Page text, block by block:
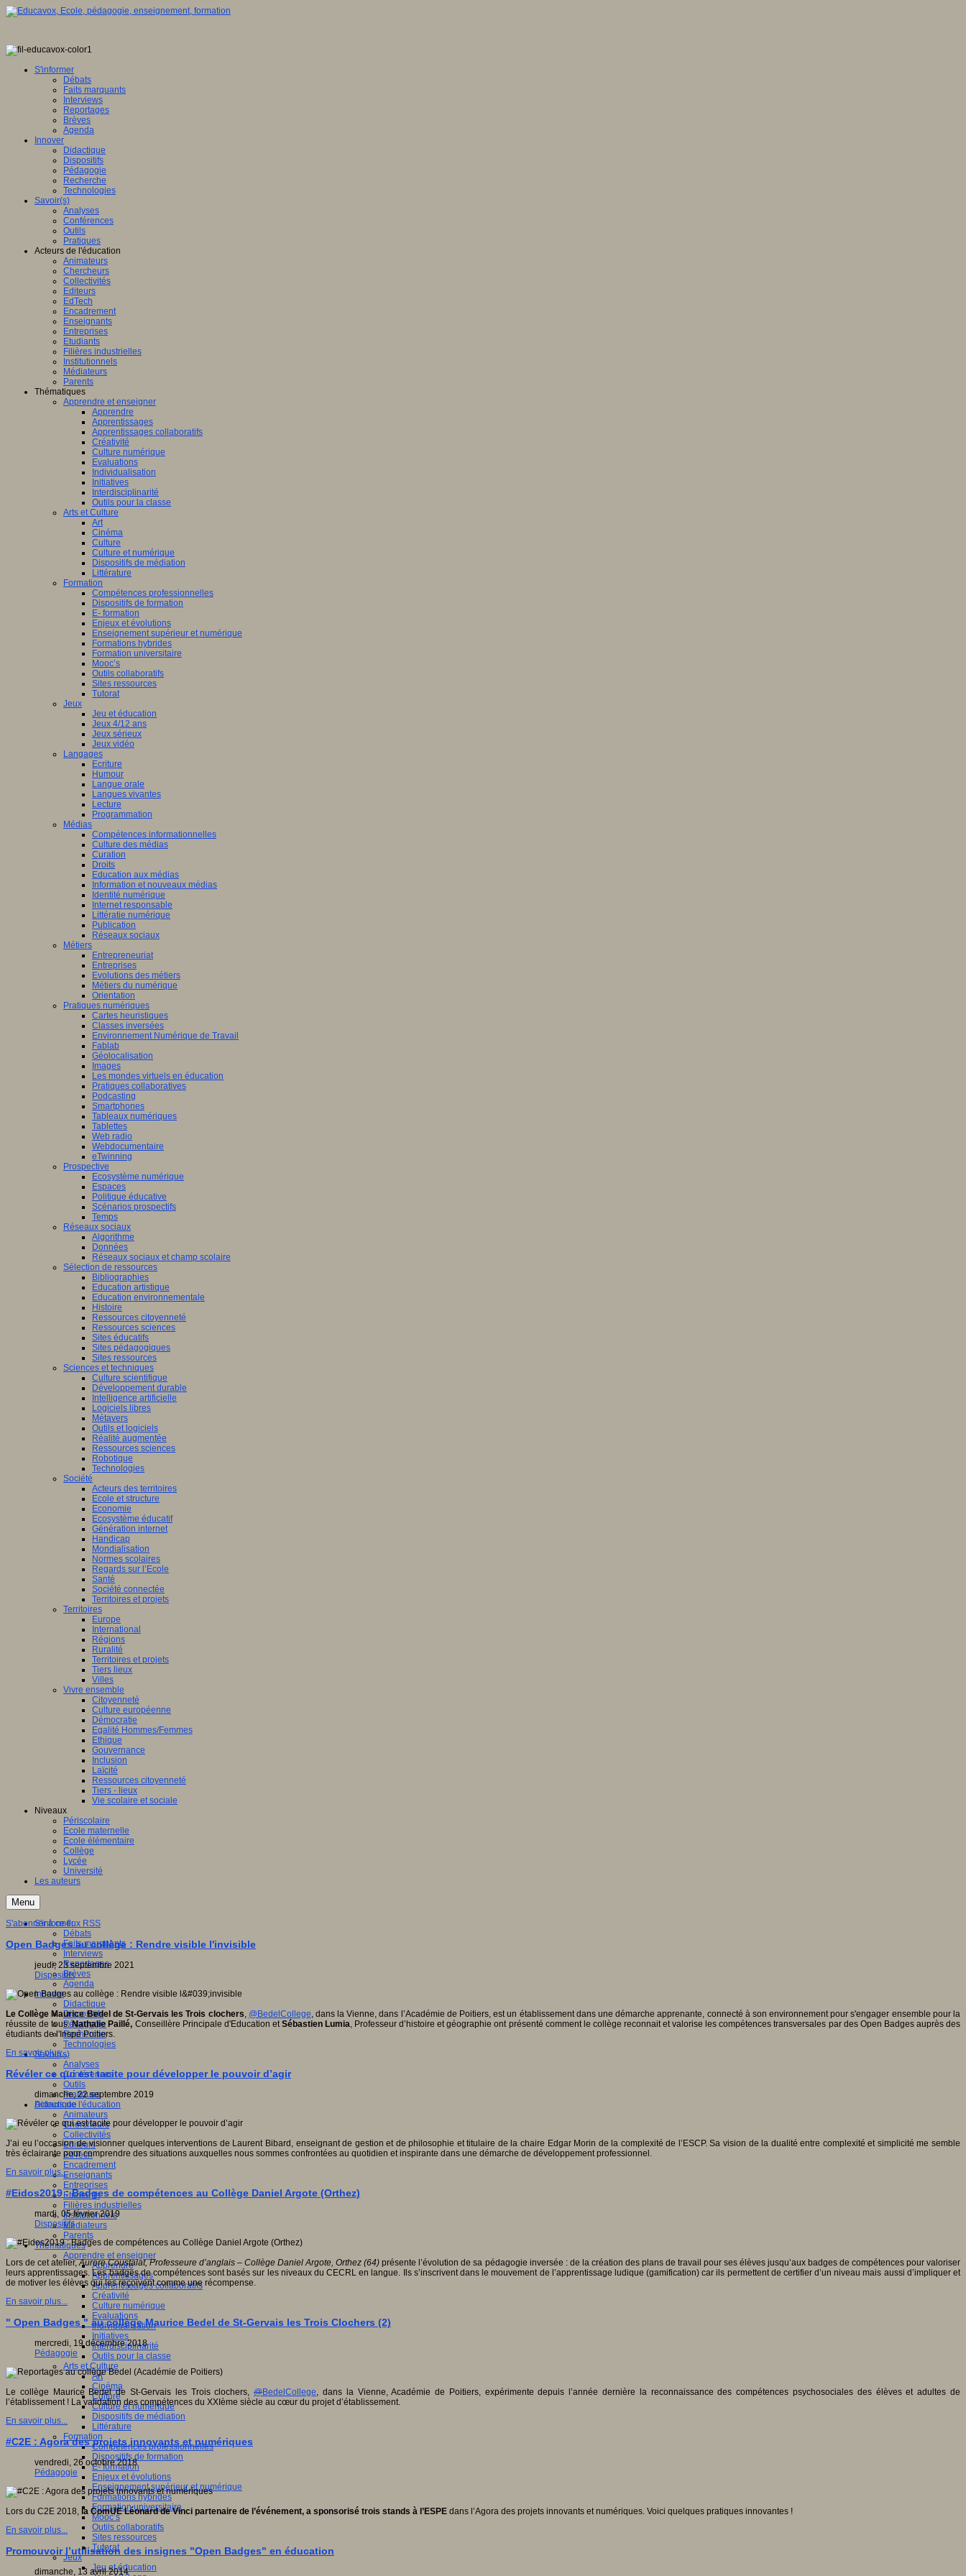
S'informer
Débats
Faits marquants
Interviews
Reportages
Brèves
Agenda
Innover
Didactique
Dispositifs
Pédagogie
Recherche
Technologies
Savoir(s)
Analyses
Conférences
Outils
Pratiques
Acteurs de l'éducation
Animateurs
Chercheurs
Collectivités
Editeurs
EdTech
Encadrement
Enseignants
Entreprises
Etudiants
Filières industrielles
Institutionnels
Médiateurs
Parents
Thématiques
Apprendre et enseigner
Apprendre
Apprentissages
Apprentissages collaboratifs
Créativité
Culture numérique
Evaluations
Individualisation
Initiatives
Interdisciplinarité
Outils pour la classe
Arts et Culture
Art
Cinéma
Culture
Culture et numérique
Dispositifs de médiation
Littérature
Formation
Compétences professionnelles
Dispositifs de formation
E- formation
Enjeux et évolutions
Enseignement supérieur et numérique
Formations hybrides
Formation universitaire
Mooc’s
Outils collaboratifs
Sites ressources
Tutorat
Jeux
Jeu et éducation
Jeux 4/12 ans
Jeux sérieux
Jeux vidéo
Langages
Ecriture
Humour
Langue orale
Langues vivantes
Lecture
Programmation
Médias
Compétences informationnelles
Culture des médias
Curation
Droits
Education aux médias
Information et nouveaux médias
Identité numérique
Internet responsable
Littératie numérique
Publication
Réseaux sociaux
Métiers
Entrepreneuriat
Entreprises
Evolutions des métiers
Métiers du numérique
Orientation
Pratiques numériques
Cartes heuristiques
Classes inversées
Environnement Numérique de Travail
Fablab
Géolocalisation
Images
Les mondes virtuels en éducation
Pratiques collaboratives
Podcasting
Smartphones
Tableaux numériques
Tablettes
Web radio
Webdocumentaire
eTwinning
Prospective
Ecosystème numérique
Espaces
Politique éducative
Scénarios prospectifs
Temps
Réseaux sociaux
Algorithme
Données
Réseaux sociaux et champ scolaire
Sélection de ressources
Bibliographies
Education artistique
Education environnementale
Histoire
Ressources citoyenneté
Ressources sciences
Sites éducatifs
Sites pédagogiques
Sites ressources
Sciences et techniques
Culture scientifique
Développement durable
Intelligence artificielle
Logiciels libres
Métavers
Outils et logiciels
Réalité augmentée
Ressources sciences
Robotique
Technologies
Société
Acteurs des territoires
Ecole et structure
Economie
Ecosystème éducatif
Génération internet
Handicap
Mondialisation
Normes scolaires
Regards sur l’Ecole
Santé
Société connectée
Territoires et projets
Territoires
Europe
International
Régions
Ruralité
Territoires et projets
Tiers lieux
Villes
Vivre ensemble
Citoyenneté
Culture européenne
Démocratie
Egalité Hommes/Femmes
Ethique
Gouvernance
Inclusion
Laïcité
Ressources citoyenneté
Tiers - lieux
Vie scolaire et sociale
Niveaux
Périscolaire
Ecole maternelle
Ecole élémentaire
Collège
Lycée
Université
Les auteurs
Menu
S'informer
Débats
Faits marquants
Interviews
Reportages
Brèves
Agenda
Innover
Didactique
Dispositifs
Pédagogie
Recherche
Technologies
Savoir(s)
Analyses
Conférences
Outils
Pratiques
Acteurs de l'éducation
Animateurs
Chercheurs
Collectivités
Editeurs
EdTech
Encadrement
Enseignants
Entreprises
Etudiants
Filières industrielles
Institutionnels
Médiateurs
Parents
Thématiques
Apprendre et enseigner
Apprendre
Apprentissages
Apprentissages collaboratifs
Créativité
Culture numérique
Evaluations
Individualisation
Initiatives
Interdisciplinarité
Outils pour la classe
Arts et Culture
Art
Cinéma
Culture
Culture et numérique
Dispositifs de médiation
Littérature
Formation
Compétences professionnelles
Dispositifs de formation
E- formation
Enjeux et évolutions
Enseignement supérieur et numérique
Formations hybrides
Formation universitaire
Mooc’s
Outils collaboratifs
Sites ressources
Tutorat
Jeux
Jeu et éducation
S'abonner à ce flux RSS
Open Badges au collège : Rendre visible l'invisible
jeudi, 23 septembre 2021
Dispositifs
Le Collège Maurice Bedel de St-Gervais les Trois clochers, @BedelCollege, dans la Vienne, dans l’Académie de Poitiers, est un établissement dans une démarche apprenante, connecté à son environnement pour s'engager ensemble pour la
réussite de tous.Nathalie Paillé, Conseillère Principale d'Education etSébastien Lumia, Professeur d’histoire et géographie ont présenté comment le collège reconnait et valorise les compétences transversales par des Open Badges auprès des
étudiants de l'Inspé Poitiers.
En savoir plus...
Révéler ce qui est tacite pour développer le pouvoir d’agir
dimanche, 22 septembre 2019
Didactique
J’ai eu l’occasion de visionner quelques interventions de Laurent Bibard, enseignant de gestion et de philosophie et titulaire de la chaire Edgar Morin de la complexité de l’ESCP. Sa vision de la dualité entre complexité et simplicité me semble
très éclairante pour comprendre des situations auxquelles nous sommes confrontées au quotidien et inspirante dans une démarche de développement professionnel.
En savoir plus...
#Eidos2019 : Badges de compétences au Collège Daniel Argote (Orthez)
mardi, 05 février 2019
Dispositifs
Lors de cet atelier,Aurore Coustalat, Professeure d’anglais – Collège Daniel Argote, Orthez (64) présente l’évolution de sa pédagogie inversée : de la création des plans de travail pour ses élèves jusqu’aux badges de compétences pour valoriser
leurs apprentissages. Les badges de compétences sont basés sur les niveaux du CECRL en langue. Ils s’inscrivent dans le mouvement de l’apprentissage ludique (gamification) car ils permettent de certifier d’un niveau mais aussi d’impliquer et
de motiver les élèves qui les reçoivent comme une récompense.
En savoir plus...
" Open Badges " au collège Maurice Bedel de St-Gervais les Trois Clochers (2)
mercredi, 19 décembre 2018
Pédagogie
Le collège Maurice Bedel de St-Gervais les Trois clochers,@BedelCollege, dans la Vienne, Académie de Poitiers, expérimente depuis l’année dernière la reconnaissance des compétences psychosociales des élèves et adultes de
l’établissement ! La validation des compétences du XXIème siècle au cœur du projet d’établissement.
En savoir plus...
#C2E : Agora des projets innovants et numériques
vendredi, 26 octobre 2018
Pédagogie
Lors du C2E 2018, la ComUE Léonard de Vinci partenaire de l’événement, a sponsorisé trois stands à l’ESPE dans l’Agora des projets innovants et numériques. Voici quelques pratiques innovantes !
En savoir plus...
Promouvoir l’utilisation des insignes "Open Badges" en éducation
dimanche, 13 avril 2014